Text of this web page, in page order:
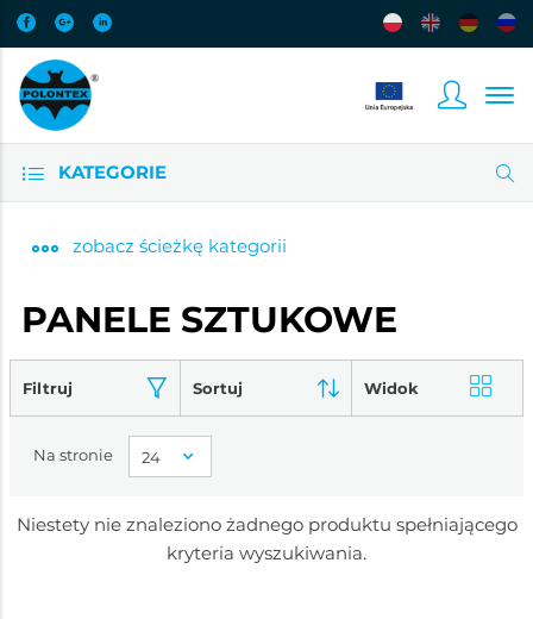
KATEGORIE
zobacz ścieżkę kategorii
PANELE SZTUKOWE
Filtruj Sortuj Widok
Na stronie
Niestety nie znaleziono żadnego produktu spełniającego
kryteria wyszukiwania.